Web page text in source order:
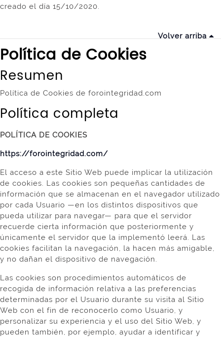
creado el día 15/10/2020.
Volver arriba
Política de Cookies
Resumen
Política de Cookies de forointegridad.com
Política completa
POLÍTICA DE COOKIES
https://forointegridad.com/
El acceso a este Sitio Web puede implicar la utilización
de cookies. Las cookies son pequeñas cantidades de
información que se almacenan en el navegador utilizado
por cada Usuario —en los distintos dispositivos que
pueda utilizar para navegar— para que el servidor
recuerde cierta información que posteriormente y
únicamente el servidor que la implementó leerá. Las
cookies facilitan la navegación, la hacen más amigable,
y no dañan el dispositivo de navegación.
Las cookies son procedimientos automáticos de
recogida de información relativa a las preferencias
determinadas por el Usuario durante su visita al Sitio
Web con el fin de reconocerlo como Usuario, y
personalizar su experiencia y el uso del Sitio Web, y
pueden también, por ejemplo, ayudar a identificar y